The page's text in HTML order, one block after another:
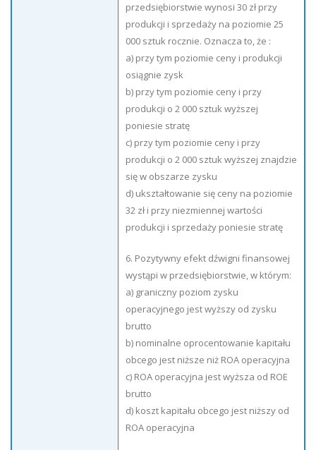
przedsiębiorstwie wynosi 30 zł przy
produkcji i sprzedaży na poziomie 25
000 sztuk rocznie. Oznacza to, że :
a) przy tym poziomie ceny i produkcji
osiągnie zysk
b) przy tym poziomie ceny i przy
produkcji o 2 000 sztuk wyższej
poniesie stratę
c) przy tym poziomie ceny i przy
produkcji o 2 000 sztuk wyższej znajdzie
się w obszarze zysku
d) ukształtowanie się ceny na poziomie
32 zł i przy niezmiennej wartości
produkcji i sprzedaży poniesie stratę
6. Pozytywny efekt dźwigni finansowej
wystąpi w przedsiębiorstwie, w którym:
a) graniczny poziom zysku
operacyjnego jest wyższy od zysku
brutto
b) nominalne oprocentowanie kapitału
obcego jest niższe niż ROA operacyjna
c) ROA operacyjna jest wyższa od ROE
brutto
d) koszt kapitału obcego jest niższy od
ROA operacyjna